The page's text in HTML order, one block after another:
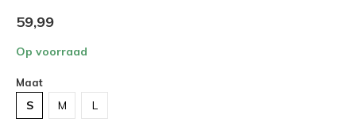
59,99
Op voorraad
Maat
S M L